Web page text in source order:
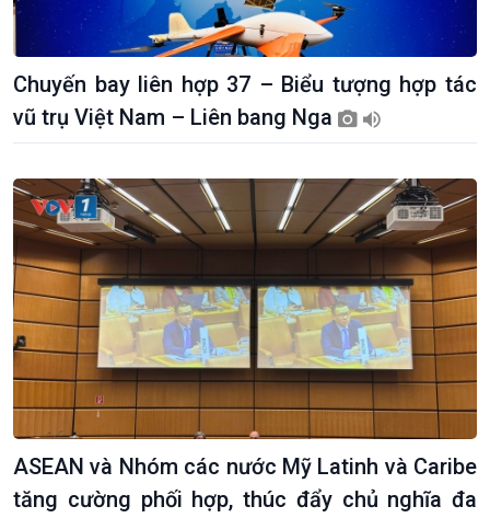
Tin Kinh tế
Trước giờ mở cửa
Dòng chảy Kinh tế
Sức sống hàng Việt
Khởi nghiệp
thương mại
Tin Nông nghiệp & Biển
đảo
Mùa vàng
Biển đảo Việt Nam
Tâm tình biên giới và hải
Tìm hiểu biển, đảo Việt
Nam
Chuyến bay liên hợp 37 – Biểu tượng hợp tác
vũ trụ Việt Nam – Liên bang Nga
ASEAN và Nhóm các nước Mỹ Latinh và Caribe
tăng cường phối hợp, thúc đẩy chủ nghĩa đa